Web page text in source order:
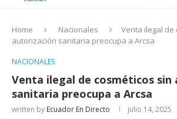
Home Nacionales
Venta ilegal de
autorización sanitaria preocupa a Arcsa
NACIONALES
Venta ilegal de cosméticos sin
sanitaria preocupa a Arcsa
written by Ecuador En Directo julio 14, 2025